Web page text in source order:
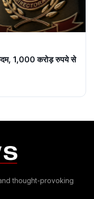
1,000 करोड़ रुपये से
thought-provoking